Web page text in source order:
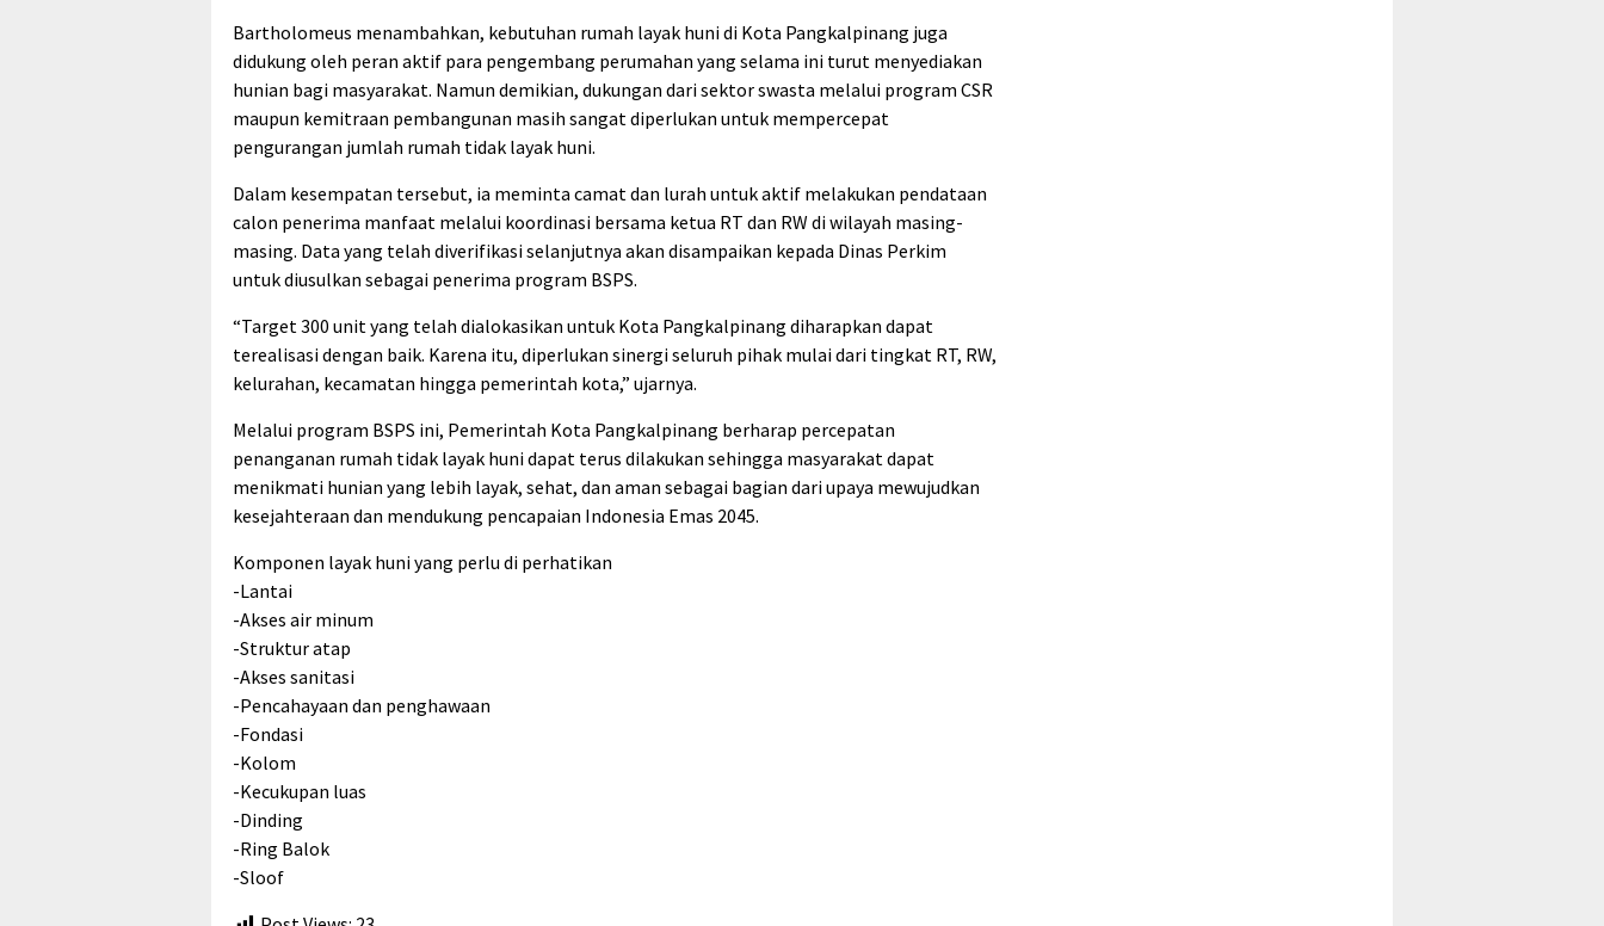
Bartholomeus menambahkan, kebutuhan rumah layak huni di Kota Pangkalpinang juga
didukung oleh peran aktif para pengembang perumahan yang selama ini turut menyediakan
hunian bagi masyarakat. Namun demikian, dukungan dari sektor swasta melalui program CSR
maupun kemitraan pembangunan masih sangat diperlukan untuk mempercepat
pengurangan jumlah rumah tidak layak huni.
Dalam kesempatan tersebut, ia meminta camat dan lurah untuk aktif melakukan pendataan
calon penerima manfaat melalui koordinasi bersama ketua RT dan RW di wilayah masing-
masing. Data yang telah diverifikasi selanjutnya akan disampaikan kepada Dinas Perkim
untuk diusulkan sebagai penerima program BSPS.
“Target 300 unit yang telah dialokasikan untuk Kota Pangkalpinang diharapkan dapat
terealisasi dengan baik. Karena itu, diperlukan sinergi seluruh pihak mulai dari tingkat RT, RW,
kelurahan, kecamatan hingga pemerintah kota,” ujarnya.
Melalui program BSPS ini, Pemerintah Kota Pangkalpinang berharap percepatan
penanganan rumah tidak layak huni dapat terus dilakukan sehingga masyarakat dapat
menikmati hunian yang lebih layak, sehat, dan aman sebagai bagian dari upaya mewujudkan
kesejahteraan dan mendukung pencapaian Indonesia Emas 2045.
Komponen layak huni yang perlu di perhatikan
-Lantai
-Akses air minum
-Struktur atap
-Akses sanitasi
-Pencahayaan dan penghawaan
-Fondasi
-Kolom
-Kecukupan luas
-Dinding
-Ring Balok
-Sloof